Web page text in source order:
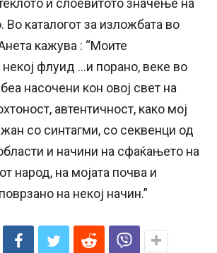
и слоевитото значење на
Во каталогот за изложбата во
кажува : “Моите
флуид …и порано, веке во
насочени кон овој свет на
автентичност, како мој
со синтагми, со секвенци од
и начини на сфаќањето на
народ, на мојата почва и
на некој начин.”